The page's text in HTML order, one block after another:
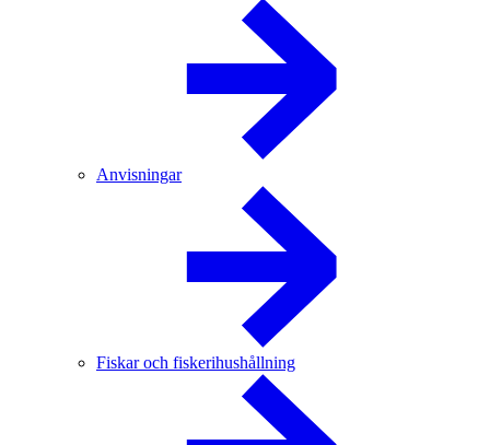
Anvisningar
Fiskar och fiskerihushållning